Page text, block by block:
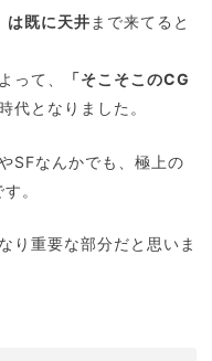
は既に天井まで来てると
って、
「そこそこのCG
代となりました。
SFなんかでも、極上の
。
り重要な部分だと思いま